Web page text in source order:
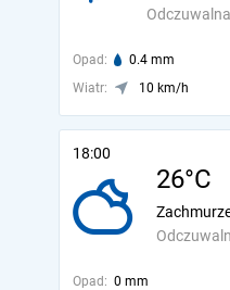
Odczuwalna
Opad: 0.4 mm
Wiatr:
10 km/h
18:00
26°C
Opad: 0 mm